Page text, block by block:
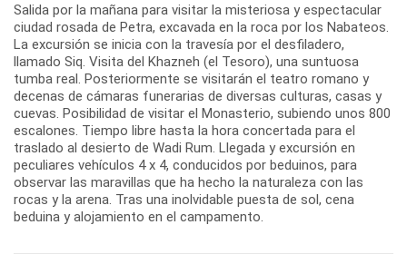
Salida por la mañana para visitar la misteriosa y espectacular
ciudad rosada de Petra, excavada en la roca por los Nabateos.
La excursión se inicia con la travesía por el desfiladero,
llamado Siq. Visita del Khazneh (el Tesoro), una suntuosa
tumba real. Posteriormente se visitarán el teatro romano y
decenas de cámaras funerarias de diversas culturas, casas y
cuevas. Posibilidad de visitar el Monasterio, subiendo unos 800
escalones. Tiempo libre hasta la hora concertada para el
traslado al desierto de Wadi Rum. Llegada y excursión en
peculiares vehículos 4 x 4, conducidos por beduinos, para
observar las maravillas que ha hecho la naturaleza con las
rocas y la arena. Tras una inolvidable puesta de sol, cena
beduina y alojamiento en el campamento.